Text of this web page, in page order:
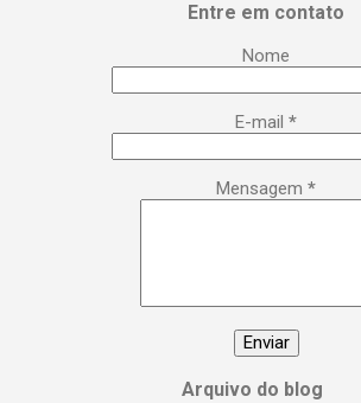
Entre em contato
Nome
E-mail *
Mensagem *
Arquivo do blog